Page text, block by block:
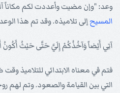
وعد: "وإن مضيت وأعددت لكم مكاناً
المسيحإلى تلاميذه. وقد تم هذا
آتِي أَيْضاً وَآخُذُكُمْ إِلَيَّ حَتَّى حَيْثُ أَكُونُ
فتم في معناه الابتدائي للتلاميذ
التي بين القيامة والصعود. وتم لهم